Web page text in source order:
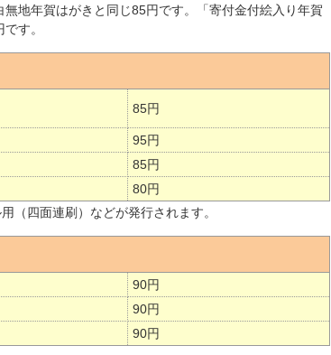
無地年賀はがきと同じ85円です。「寄付金付絵入り年賀
す。
85円
95円
85円
80円
（四面連刷）などが発行されます。
90円
90円
90円